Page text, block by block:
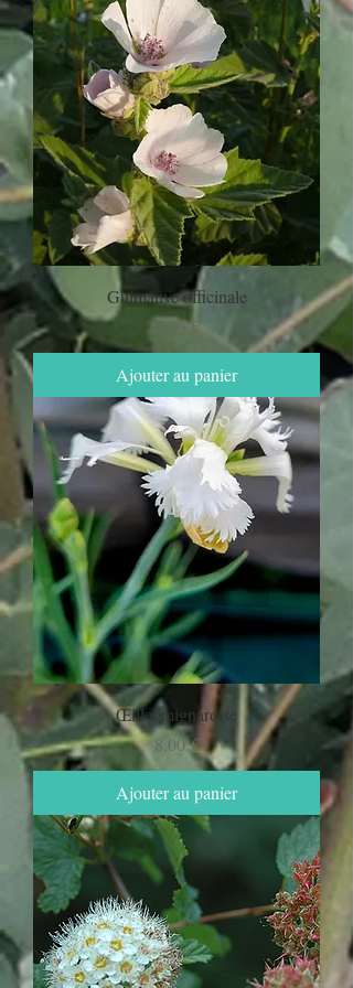
Guimauve officinale
Prix
6,00 €
Ajouter au panier
Œillet mignardise
Prix
8,00 €
Ajouter au panier